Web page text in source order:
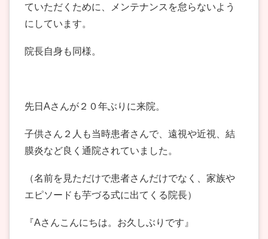
ていただくために、メンテナンスを怠らないよう
にしています。
院長自身も同様。
先日Aさんが２０年ぶりに来院。
子供さん２人も当時患者さんで、遠視や近視、結
膜炎など良く通院されていました。
（名前を見ただけで患者さんだけでなく、家族や
エピソードも芋づる式に出てくる院長）
『Aさんこんにちは。お久しぶりです』